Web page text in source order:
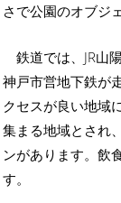
さで公園のオブジ
鉄道では、JR山
神戸市営地下鉄が
クセスが良い地域
集まる地域とされ
ンがあります。飲
す。